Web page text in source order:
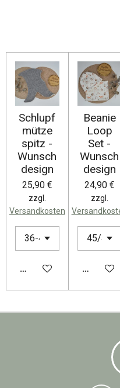
Schlupf
mütze
spitz -
Wunsch
design
25,90 €
zzgl.
Versandkosten
DETAILS ANZEIGEN
Beanie
Loop
Set -
Wunsch
design
24,90 €
zzgl.